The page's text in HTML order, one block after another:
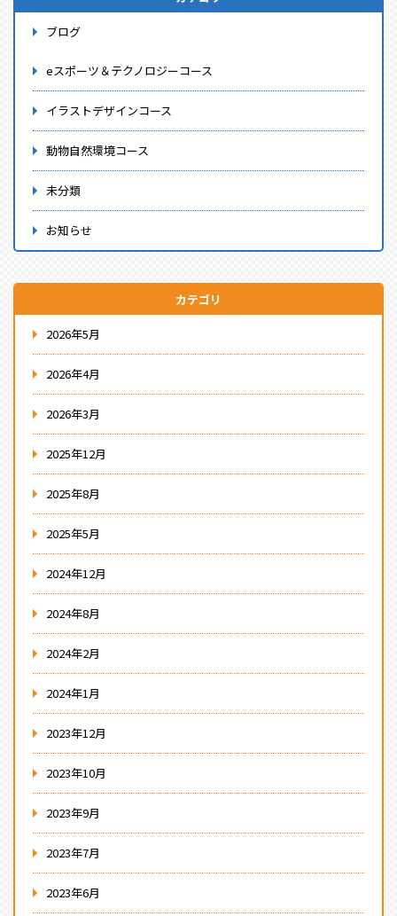
ブログ
eスポーツ＆テクノロジーコース
イラストデザインコース
動物自然環境コース
未分類
お知らせ
カテゴリ
2026年5月
2026年4月
2026年3月
2025年12月
2025年8月
2025年5月
2024年12月
2024年8月
2024年2月
2024年1月
2023年12月
2023年10月
2023年9月
2023年7月
2023年6月